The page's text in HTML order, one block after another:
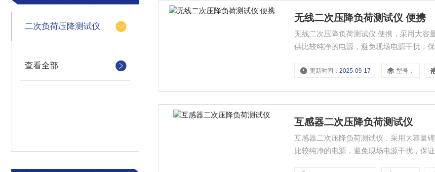
二次负荷压降测试仪
查看全部
无线二次压降负荷测试仪 便携
无线二次压降负荷测试仪 便携，采用大容
供比较纯净的电源，避免现场电源干扰，保
更新时间：2025-09-17 型号：
互感器二次压降负荷测试仪
互感器二次压降负荷测试仪，采用大容量
比较纯净的电源，避免现场电源干扰，保证